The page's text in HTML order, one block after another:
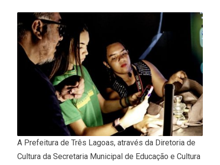
A Prefeitura de Três Lagoas, através da Diretoria de
Cultura da Secretaria Municipal de Educação e Cultura